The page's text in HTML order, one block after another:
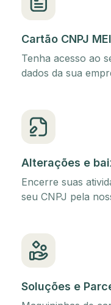
Cartão CNPJ MEI
Tenha acesso ao
dados da sua
Alterações e
Encerre suas
seu CNPJ pela
Soluções e